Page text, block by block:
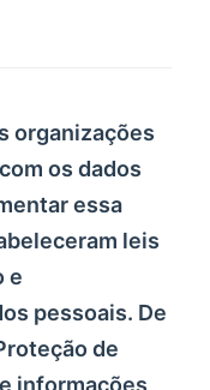
organizações
os dados
essa
leis
e
pessoais. De
de
informações